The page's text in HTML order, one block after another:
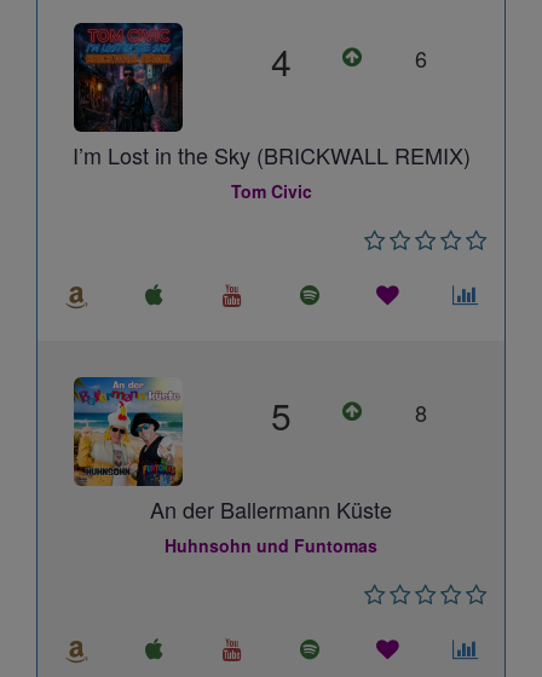
4 6
I’m Lost in the Sky (BRICKWALL REMIX)
Tom Civic
5 8
An der Ballermann Küste
Huhnsohn und Funtomas